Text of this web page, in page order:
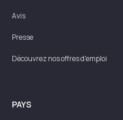
Avis
Presse
Découvrez nos offres d'emploi
PAYS